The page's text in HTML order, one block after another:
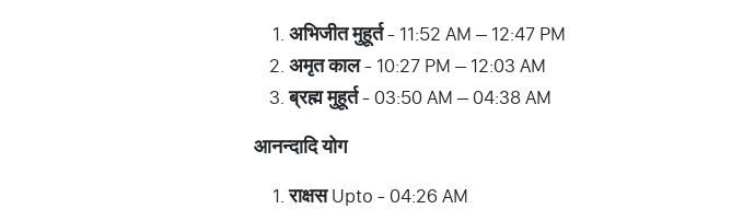
अभिजीतमुहूर्त- 11:52 AM – 12:47 PM
अमृतकाल- 10:27 PM – 12:03 AM
ब्रह्ममुहूर्त- 03:50 AM – 04:38 AM
आनन्दादियोग
राक्षसUpto - 04:26 AM